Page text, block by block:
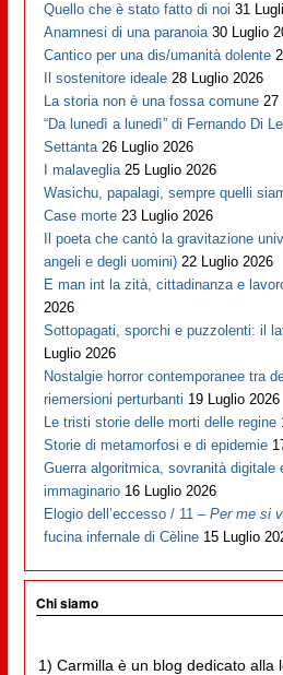
Quello che è stato fatto di noi 31
Anamnesi di una paranoia 30 Luglio
Cantico per una dis/umanità dolente
Il sostenitore ideale 28 Luglio 2026
La storia non è una fossa comune 27
“Da lunedì a lunedì” di Fernando Di
Settanta 26 Luglio 2026
I malaveglia 25 Luglio 2026
Wasichu, papalagi, sempre quelli
Case morte 23 Luglio 2026
Il poeta che cantò la gravitazione
angeli e degli uomini) 22 Luglio 2026
E man int la zità, cittadinanza e
2026
Sottopagati, sporchi e puzzolenti: il
Luglio 2026
Nostalgie horror contemporanee tra
riemersioni perturbanti 19 Luglio 2026
Le tristi storie delle morti delle regine
Storie di metamorfosi e di epidemie
Guerra algoritmica, sovranità digitale
immaginario 16 Luglio 2026
Elogio dell’eccesso / 11 –Per me si
fucina infernale di Cèline 15 Luglio
Chi siamo
1) Carmilla è un blog dedicato alla